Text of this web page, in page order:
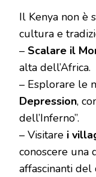
Il Kenya non è
cultura e
– Scalare il
alta dell’Africa.
– Esplorare le
Depression,
dell’Inferno”.
– Visitare i
conoscere
affascinanti del